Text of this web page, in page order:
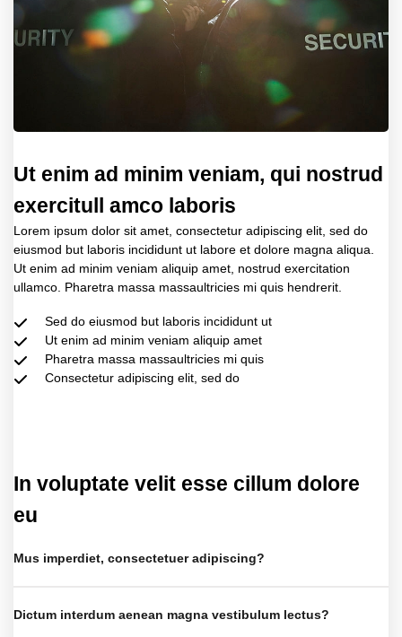
Ut enim ad minim veniam, qui nostrud
exercitull amco laboris
Lorem ipsum dolor sit amet, consectetur adipiscing elit, sed do
eiusmod but laboris incididunt ut labore et dolore magna aliqua.
Ut enim ad minim veniam aliquip amet, nostrud exercitation
ullamco. Pharetra massa massaultricies mi quis hendrerit.
Sed do eiusmod but laboris incididunt ut
Ut enim ad minim veniam aliquip amet
Pharetra massa massaultricies mi quis
Consectetur adipiscing elit, sed do
In voluptate velit esse cillum dolore
eu
Mus imperdiet, consectetuer adipiscing?
Dictum interdum aenean magna vestibulum lectus?